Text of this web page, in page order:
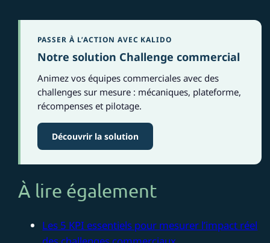
PASSER À L’ACTION AVEC KALIDO
Notre solution Challenge commercial
Animez vos équipes commerciales avec des
challenges sur mesure : mécaniques, plateforme,
récompenses et pilotage.
Découvrir la solution
À lire également
Les 5 KPI essentiels pour mesurer l’impact réel